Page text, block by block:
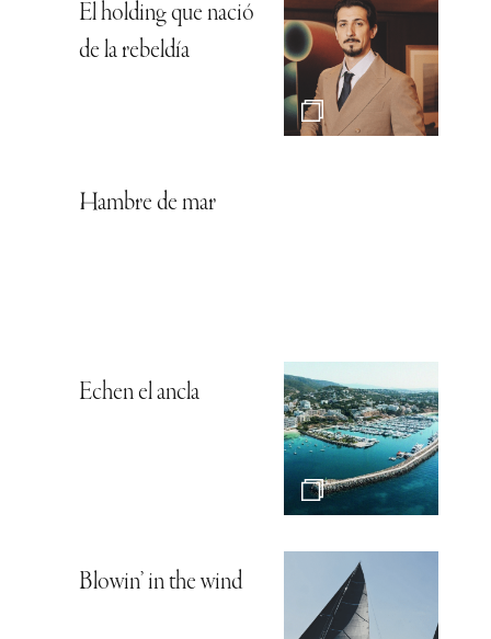
El holding que nació
de la rebeldía
Hambre de mar
Echen el ancla
Blowin’ in the wind